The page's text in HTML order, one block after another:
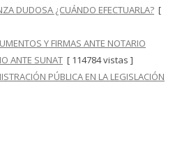
DUDOSA ¿CUÁNDO EFECTUARLA? [
Y FIRMAS ANTE NOTARIO
ANTE SUNAT [ 114784 vistas ]
PÚBLICA EN LA LEGISLACIÓN